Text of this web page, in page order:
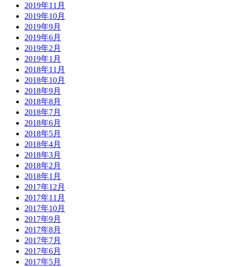
2019年11月
2019年10月
2019年9月
2019年6月
2019年2月
2019年1月
2018年11月
2018年10月
2018年9月
2018年8月
2018年7月
2018年6月
2018年5月
2018年4月
2018年3月
2018年2月
2018年1月
2017年12月
2017年11月
2017年10月
2017年9月
2017年8月
2017年7月
2017年6月
2017年5月